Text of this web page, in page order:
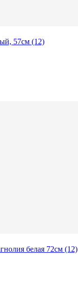
57см (12)
белая 72см (12)